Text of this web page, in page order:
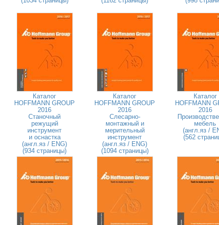
Каталог
HOFFMANN GROUP
2016
Станочный
режущий
инструмент
и оснастка
(англ.яз / ENG)
(934 страницы)
Каталог
HOFFMANN GROUP
2016
Слесарно-
монтажный и
мерительный
инструмент
(англ.яз / ENG)
(1094 страницы)
Каталог
HOFFMANN
2016
мебель
(англ.яз /
(562